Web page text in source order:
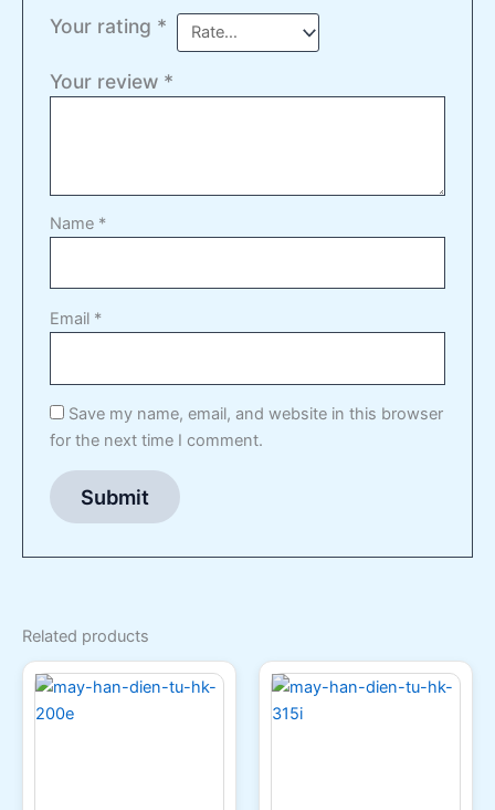
Your rating *
Your review *
Name *
Email *
Save my name, email, and website in this browser
for the next time I comment.
Related products